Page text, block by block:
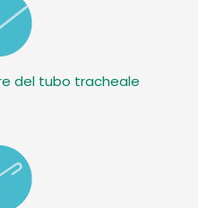
del tubo tracheale